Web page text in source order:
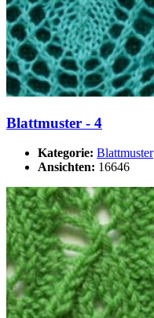
Blattmuster - 4
Kategorie: Blattmuster
Ansichten: 16646